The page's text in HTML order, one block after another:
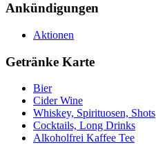
Ankündigungen
Aktionen
Getränke Karte
Bier
Cider Wine
Whiskey, Spirituosen, Shots
Cocktails, Long Drinks
Alkoholfrei Kaffee Tee